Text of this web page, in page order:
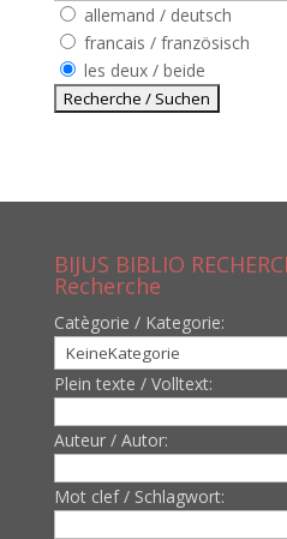
allemand / deutsch
francais / französisch
les deux / beide
BIJUS BIBLIO
Recherche
Catègorie / Kategorie:
Plein texte / Volltext:
Auteur / Autor:
Mot clef / Schlagwort: